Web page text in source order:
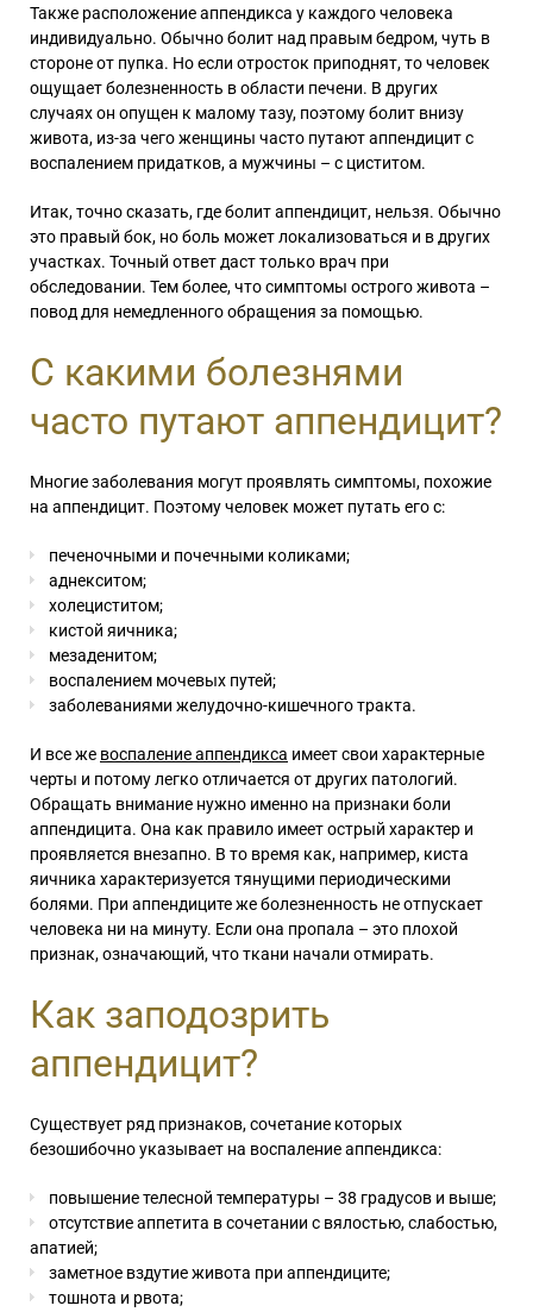
Также расположение аппендикса у каждого человека
индивидуально. Обычно болит над правым бедром, чуть в
стороне от пупка. Но если отросток приподнят, то человек
ощущает болезненность в области печени. В других
случаях он опущен к малому тазу, поэтому болит внизу
живота, из-за чего женщины часто путают аппендицит с
воспалением придатков, а мужчины – с циститом.
Итак, точно сказать, где болит аппендицит, нельзя. Обычно
это правый бок, но боль может локализоваться и в других
участках. Точный ответ даст только врач при
обследовании. Тем более, что симптомы острого живота –
повод для немедленного обращения за помощью.
С какими болезнями
часто путают аппендицит?
Многие заболевания могут проявлять симптомы, похожие
на аппендицит. Поэтому человек может путать его с:
печеночными и почечными коликами;
аднекситом;
холециститом;
кистой яичника;
мезаденитом;
воспалением мочевых путей;
заболеваниями желудочно-кишечного тракта.
И все же воспаление аппендикса имеет свои характерные
черты и потому легко отличается от других патологий.
Обращать внимание нужно именно на признаки боли
аппендицита. Она как правило имеет острый характер и
проявляется внезапно. В то время как, например, киста
яичника характеризуется тянущими периодическими
болями. При аппендиците же болезненность не отпускает
человека ни на минуту. Если она пропала – это плохой
признак, означающий, что ткани начали отмирать.
Как заподозрить
аппендицит?
Существует ряд признаков, сочетание которых
безошибочно указывает на воспаление аппендикса:
повышение телесной температуры – 38 градусов и выше;
отсутствие аппетита в сочетании с вялостью, слабостью,
апатией;
заметное вздутие живота при аппендиците;
тошнота и рвота;